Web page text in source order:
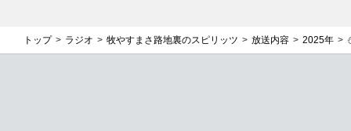
トップ ラジオ 牧やすまさ路地裏のスピリッツ 放送内容 2025年